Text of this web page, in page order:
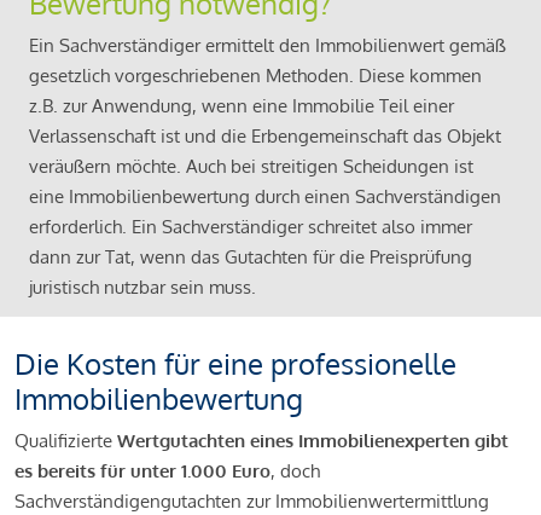
Ein Sachverständiger ermittelt den Immobilienwert gemäß
gesetzlich vorgeschriebenen Methoden. Diese kommen
z.B. zur Anwendung, wenn eine Immobilie Teil einer
Verlassenschaft ist und die Erbengemeinschaft das Objekt
veräußern möchte. Auch bei streitigen Scheidungen ist
eine Immobilienbewertung durch einen Sachverständigen
erforderlich. Ein Sachverständiger schreitet also immer
dann zur Tat, wenn das Gutachten für die Preisprüfung
juristisch nutzbar sein muss.
Die Kosten für eine professionelle
Immobilienbewertung
Qualifizierte Wertgutachten eines Immobilienexperten gibt
es bereits für unter 1.000 Euro, doch
Sachverständigengutachten zur Immobilienwertermittlung